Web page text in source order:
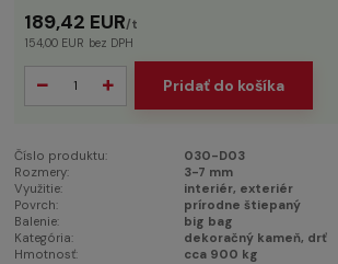
189,42 EUR/t
154,00 EUR bez DPH
Pridať do košíka
Číslo produktu:
030-D03
Rozmery:
3-7 mm
Využitie:
interiér, exteriér
Povrch:
prírodne štiepaný
Balenie:
big bag
Kategória:
dekoračný kameň, drť
Hmotnosť:
cca 900 kg